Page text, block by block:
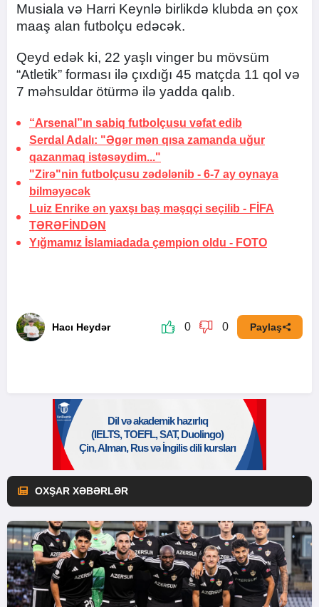
Musiala və Harri Keynlə birlikdə klubda ən çox
maaş alan futbolçu edəcək.
Qeyd edək ki, 22 yaşlı vinger bu mövsüm
“Atletik” forması ilə çıxdığı 45 matçda 11 qol və
7 məhsuldar ötürmə ilə yadda qalıb.
“Arsenal”ın sabiq futbolçusu vəfat edib
Serdal Adalı: "Əgər mən qısa zamanda uğur
qazanmaq istəsəydim..."
"Zirə"nin futbolçusu zədələnib - 6-7 ay oynaya
bilməyəcək
Luiz Enrike ən yaxşı baş məşqçi seçilib - FİFA
TƏRƏFİNDƏN
Yığmamız İslamiadada çempion oldu - FOTO
Hacı Heydər 0 0 Paylaş
OXŞAR XƏBƏRLƏR